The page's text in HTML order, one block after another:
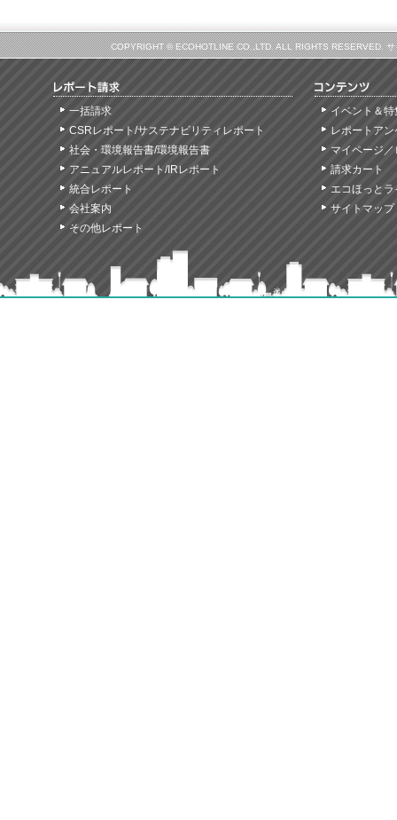
COPYRIGHT © ECOHOTLINE CO.,LTD. ALL RIGHTS RESERVED.
一括請求
CSRレポート/サステナビリティレポート
社会・環境報告書/環境報告書
アニュアルレポート/IRレポート
統合レポート
会社案内
その他レポート
イベント＆特
レポートア
マイページ
請求カート
エコほっと
サイトマップ